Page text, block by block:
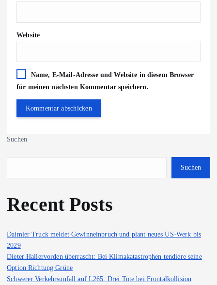
Website
Name, E-Mail-Adresse und Website in diesem Browser
für meinen nächsten Kommentar speichern.
Suchen
Suchen
Recent Posts
Daimler Truck meldet Gewinneinbruch und plant neues US-Werk bis
2029
Dieter Hallervorden überrascht: Bei Klimakatastrophen tendiere seine
Option Richtung Grüne
Schwerer Verkehrsunfall auf L265: Drei Tote bei Frontalkollision